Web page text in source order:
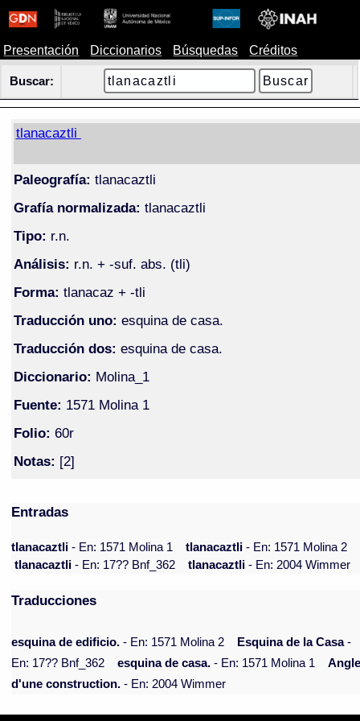
Presentación Diccionarios Búsquedas Créditos
Buscar:
tlanacaztli
Paleografía: tlanacaztli
Grafía normalizada: tlanacaztli
Tipo: r.n.
Análisis: r.n. + -suf. abs. (tli)
Forma: tlanacaz + -tli
Traducción uno: esquina de casa.
Traducción dos: esquina de casa.
Diccionario: Molina_1
Fuente: 1571 Molina 1
Folio: 60r
Notas: [2]
Entradas
tlanacaztli- En: 1571 Molina 1 tlanacaztli- En: 1571 Molina 2
tlanacaztli- En: 17?? Bnf_362 tlanacaztli- En: 2004 Wimmer
Traducciones
esquina de edificio. - En: 1571 Molina 2 Esquina de la Casa-
En: 17?? Bnf_362
esquina de casa. - En: 1571 Molina 1
d'une construction. - En: 2004 Wimmer